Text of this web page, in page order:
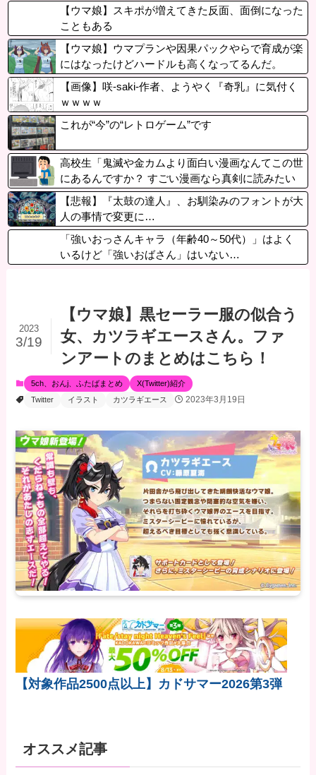
【ウマ娘】スキポが増えてきた反面、面倒になった
こともある
【ウマ娘】ウマプランや因果パックやらで育成が楽
にはなったけどハードルも高くなってるんだ。
【画像】咲-saki-作者、ようやく『奇乳』に気付く
ｗｗｗｗ
これが“今”の“レトロゲーム”です
高校生「鬼滅や金カムより面白い漫画なんてこの世
にあるんですか？ すごい漫画なら真剣に読みたい
です」
【悲報】『太鼓の達人』、お馴染みのフォントが大
人の事情で変更に…
「強いおっさんキャラ（年齢40～50代）」はよく
いるけど「強いおばさん」はいない…
【ウマ娘】黒セーラー服の似合う
女、カツラギエースさん。ファ
ンアートのまとめはこちら！
2023
3/19
5ch、おんj、ふたばまとめ
X(Twitter)紹介
Twitter
イラスト カツラギエース 2023年3月19日
【対象作品2500点以上】カドサマー2026第3弾
オススメ記事